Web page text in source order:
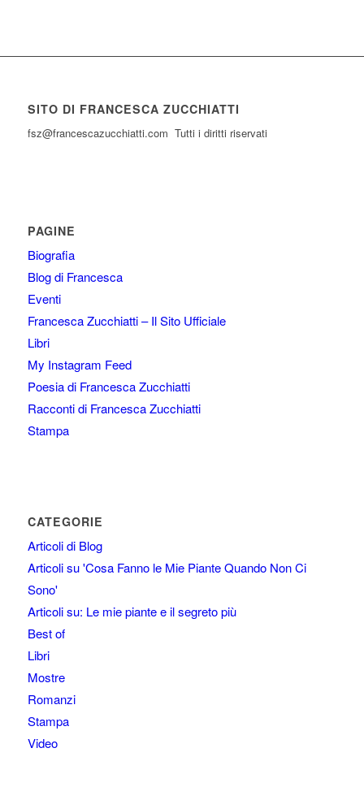
SITO DI FRANCESCA ZUCCHIATTI
fsz@francescazucchiatti.com Tutti i diritti riservati
PAGINE
Biografia
Blog di Francesca
Eventi
Francesca Zucchiatti – Il Sito Ufficiale
Libri
My Instagram Feed
Poesia di Francesca Zucchiatti
Racconti di Francesca Zucchiatti
Stampa
CATEGORIE
Articoli di Blog
Articoli su 'Cosa Fanno le Mie Piante Quando Non Ci
Sono'
Articoli su: Le mie piante e il segreto più
Best of
Libri
Mostre
Romanzi
Stampa
Video